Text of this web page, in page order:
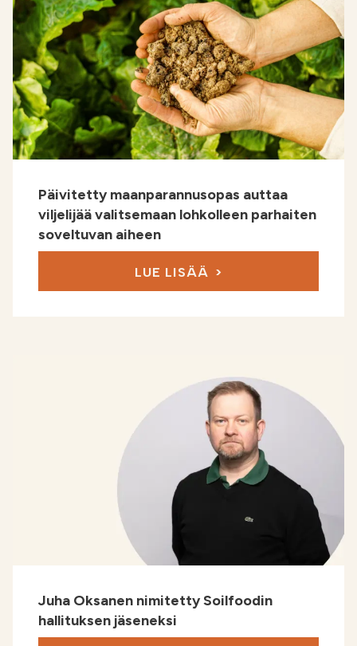
Päivitetty maanparannusopas auttaa
viljelijää valitsemaan lohkolleen parhaiten
soveltuvan aiheen
LUE LISÄÄ
Juha Oksanen nimitetty Soilfoodin
hallituksen jäseneksi